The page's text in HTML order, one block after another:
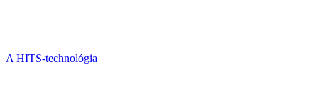
A HITS-technológia